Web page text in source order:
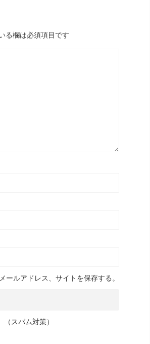
る欄は必須項目です
ルアドレス、サイトを保存する。
スパム対策）